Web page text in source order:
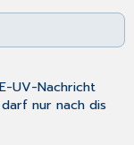
UV-Nachricht
nur nach dis